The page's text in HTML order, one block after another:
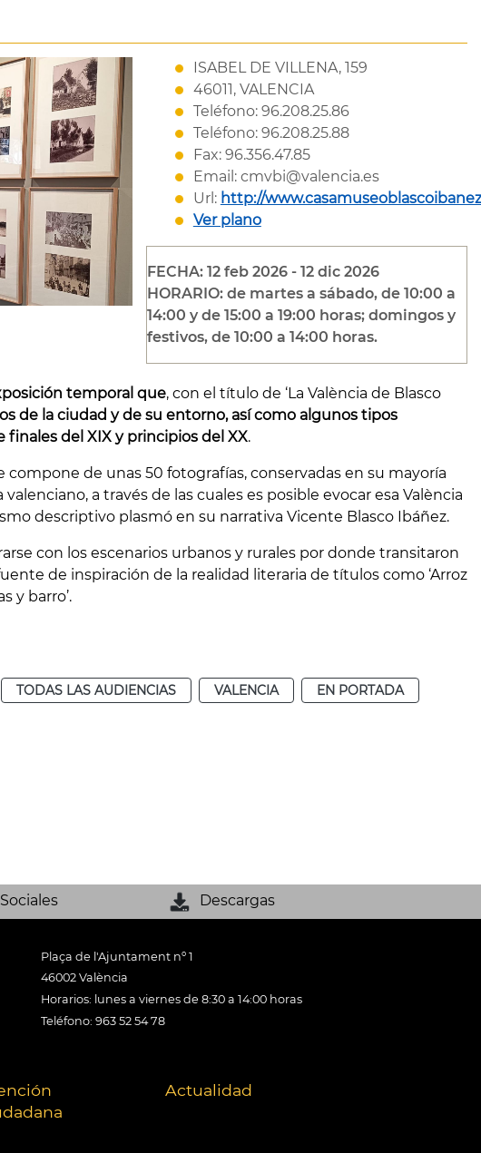
ISABEL DE VILLENA, 159
46011, VALENCIA
Teléfono: 96.208.25.86
Teléfono: 96.208.25.88
Fax: 96.356.47.85
Email: cmvbi@valencia.es
Url: http://
Ver plano
FECHA: 12 feb 2026 - 12 dic 2026
HORARIO: de martes a sábado, de 10:00 a
14:00 y de 15:00 a 19:00 horas; domingos y
festivos, de 10:00 a 14:00 horas.
temporal que, con el título de ‘La València de Blasco
de la ciudad y de su entorno, así como algunos tipos
finales del XIX y principios del XX.
compone de unas 50 fotografías, conservadas en su mayoría
a través de las cuales es posible evocar esa València
descriptivo plasmó en su narrativa Vicente Blasco Ibáñez.
con los escenarios urbanos y rurales por donde transitaron
de inspiración de la realidad literaria de títulos como ‘Arroz
y barro’.
TODAS LAS AUDIENCIAS VALENCIA
EN PORTADA
Descargas
Plaça de l'Ajuntament nº 1
46002 València
Horarios: lunes a viernes de 8:30 a 14:00 horas
Teléfono: 963 52 54 78
Actualidad